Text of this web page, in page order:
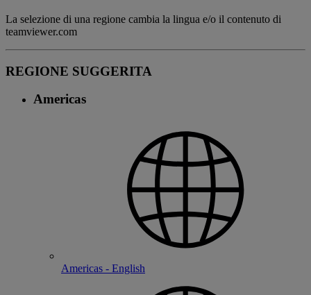
La selezione di una regione cambia la lingua e/o il contenuto di
teamviewer.com
REGIONE SUGGERITA
Americas
Americas - English